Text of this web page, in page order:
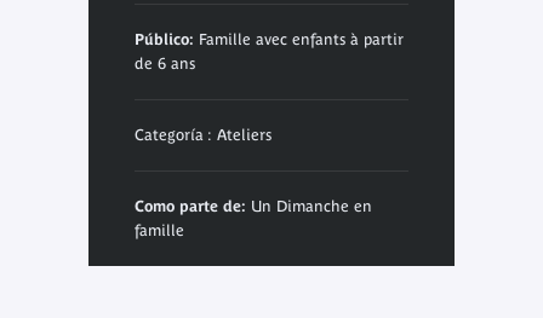
Público: Famille avec enfants à partir
de 6 ans
Categoría : Ateliers
Como parte de: Un Dimanche en
famille